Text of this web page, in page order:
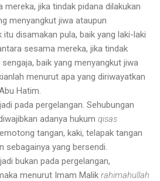
jika tindak pidana dilakukan
menyangkut jiwa ataupun
itu disamakan pula, baik yang laki-laki
sesama mereka, jika tindak
baik yang menyangkut jiwa
menurut apa yang diriwayatkan
Hatim.
pada pergelangan. Sehubungan
adanya hukum qisas
tangan, kaki, telapak tangan
sebagainya yang bersendi.
bukan pada pergelangan,
menurut Imam Malik rahimahullah